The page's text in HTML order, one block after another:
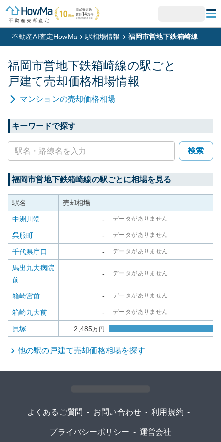
不動産AI査定HowMa 駅相場情報 福岡市営地下鉄箱崎線
福岡市営地下鉄箱崎線の駅ごと
戸建て売却価格相場情報
マンションの売却価格相場
キーワードで探す
検索
福岡市営地下鉄箱崎線の駅ごとに相場を見る
駅名 売却相場
中洲川端 - データがありません
呉服町 - データがありません
千代県庁口 - データがありません
馬出九大病院
前
- データがありません
箱崎宮前 - データがありません
箱崎九大前 - データがありません
貝塚 2,485万円
他の駅の 戸建て売却価格相場を探す
よくあるご質問 - お問い合わせ - 利用規約 -
プライバシーポリシー - 運営会社